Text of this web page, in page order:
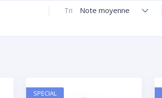
Tri Note moyenne
SPECIAL